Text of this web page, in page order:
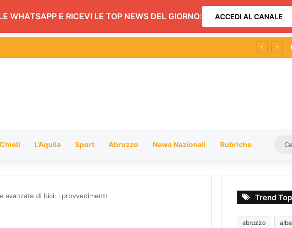
WHATSAPP E RICEVI LE TOP NEWS DEL GIORNO: ACCEDI AL CANALE
Chieti L’Aquila Sport Abruzzo News Nazionali Rubriche
avanzate di bici: i provvedimenti Trend
abruzzo